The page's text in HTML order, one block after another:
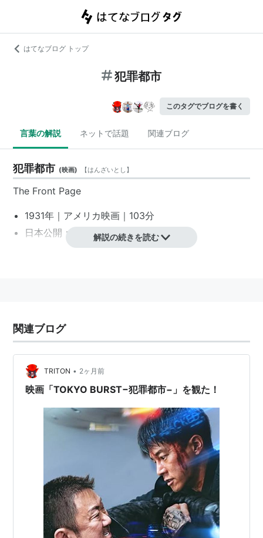
はてなブログ トップ
犯罪都市
このタグでブログを書く
言葉の解説 ネットで話題 関連ブログ
犯罪都市 (映画) 【はんざいとし 】
The Front Page
1931年｜ アメリカ映画 ｜103分
日本公開：1933年5月
ルイス・マイルストーン
범죄도시
日本公開：2018年4月28日
監督：カン・ユンソン
リスト::外国の映画::題名::は行
解説の続きを読む
関連ブログ
TRITON • 2ヶ月前
映画「TOKYO BURST−犯罪都市−」を観た！